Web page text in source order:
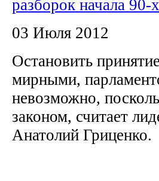
разборок начала 90-х
03 Июля 2012
Остановить
мирными,
невозможно,
законом, считает
Анатолий Гриценко.